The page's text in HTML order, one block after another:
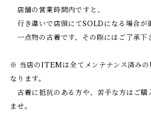
店舗の営業時間内ですと、
行き違いで店頭にてSOLDになる場合が
一点物の古着です、その際にはご了承下
※ 当店のITEMは全てメンテナンス済みの
なります。
古着に抵抗のある方や、苦手な方はご購
ませ。